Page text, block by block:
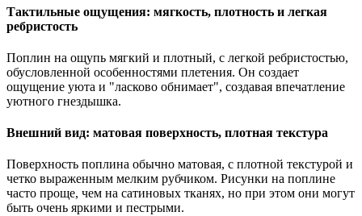
Тактильные ощущения: мягкость, плотность и легкая
ребристость
Поплин на ощупь мягкий и плотный, с легкой ребристостью,
обусловленной особенностями плетения. Он создает
ощущение уюта и "ласково обнимает", создавая впечатление
уютного гнездышка.
Внешний вид: матовая поверхность, плотная текстура
Поверхность поплина обычно матовая, с плотной текстурой и
четко выраженным мелким рубчиком. Рисунки на поплине
часто проще, чем на сатиновых тканях, но при этом они могут
быть очень яркими и пестрыми.